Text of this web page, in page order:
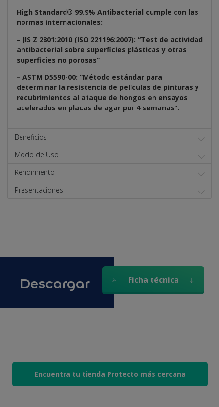
High Standard® 99.9% Antibacterial cumple con las
normas internacionales:
– JIS Z 2801:2010 (ISO 221196:2007): “Test de actividad
antibacterial sobre superficies plásticas y otras
superficies no porosas”
– ASTM D5590-00: “Método estándar para
determinar la resistencia de películas de pinturas y
recubrimientos al ataque de hongos en ensayos
acelerados en placas de agar por 4 semanas”.
Beneficios
Modo de Uso
Rendimiento
Presentaciones
Descargar Ficha técnica
Encuentra tu tienda Protecto más cercana